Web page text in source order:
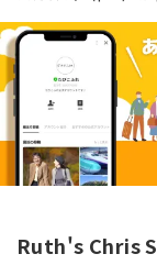
Ruth's Chris